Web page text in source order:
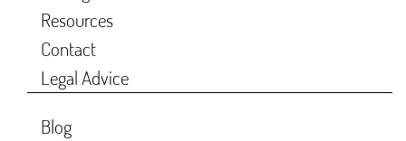
Resources
Contact
Legal Advice
Blog